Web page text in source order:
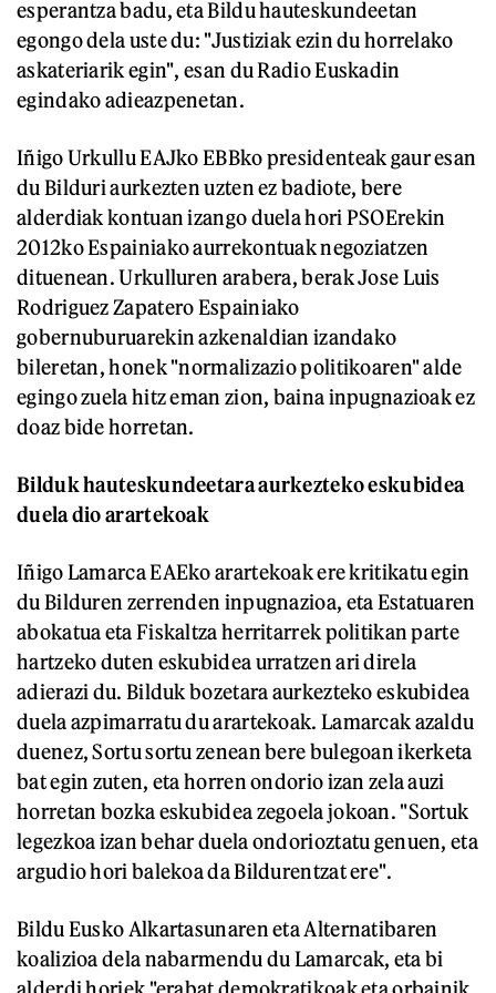
esperantza badu, eta Bildu hauteskundeetan
egongo dela uste du: "Justiziak ezin du horrelako
askateriarik egin", esan du Radio Euskadin
egindako adieazpenetan.
Iñigo Urkullu EAJko EBBko presidenteak gaur esan
du Bilduri aurkezten uzten ez badiote, bere
alderdiak kontuan izango duela hori PSOErekin
2012ko Espainiako aurrekontuak negoziatzen
dituenean. Urkulluren arabera, berak Jose Luis
Rodriguez Zapatero Espainiako
gobernuburuarekin azkenaldian izandako
bileretan, honek "normalizazio politikoaren" alde
egingo zuela hitz eman zion, baina inpugnazioak ez
doaz bide horretan.
Bilduk hauteskundeetara aurkezteko eskubidea
duela dio arartekoak
Iñigo Lamarca EAEko arartekoak ere kritikatu egin
du Bilduren zerrenden inpugnazioa, eta Estatuaren
abokatua eta Fiskaltza herritarrek politikan parte
hartzeko duten eskubidea urratzen ari direla
adierazi du. Bilduk bozetara aurkezteko eskubidea
duela azpimarratu du arartekoak. Lamarcak azaldu
duenez, Sortu sortu zenean bere bulegoan ikerketa
bat egin zuten, eta horren ondorio izan zela auzi
horretan bozka eskubidea zegoela jokoan. "Sortuk
legezkoa izan behar duela ondorioztatu genuen, eta
argudio hori balekoa da Bildurentzat ere".
Bildu Eusko Alkartasunaren eta Alternatibaren
koalizioa dela nabarmendu du Lamarcak, eta bi